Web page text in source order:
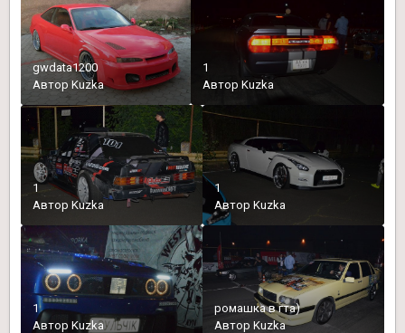
gwdata1200
Автор Kuzka
1
АвторKuzka
1
Автор Kuzka
1
Автор Kuzka
1
Автор Kuzka
ромашка в гта)
Автор Kuzka